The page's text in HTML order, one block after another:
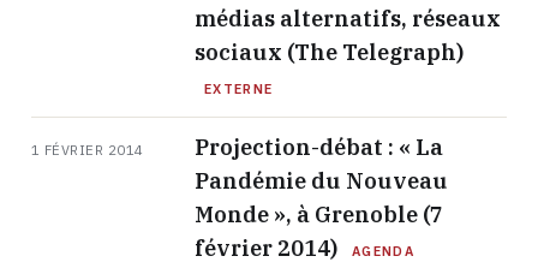
médias alternatifs, réseaux
sociaux (The Telegraph)
EXTERNE
1 FÉVRIER 2014
Projection-débat : « La
Pandémie du Nouveau
Monde », à Grenoble (7
février 2014)
AGENDA